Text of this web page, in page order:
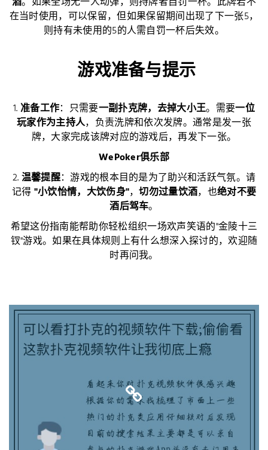
在当时使用，可以保留，但如果保留期间出现了下一张5，
则持有未使用的5的人需自罚一杯后失效。
️ 游戏准备与提示
1.准备工作：只需要一副扑克牌，去掉大小王。需要一位
玩家作为主持人，负责洗牌和依次发牌。通常是发一张
牌，大家完成该牌对应的游戏后，再发下一张。
WePoker俱乐部
2.温馨提醒：游戏的根本目的是为了助兴和活跃气氛。请
记得"小饮怡情，大饮伤身"，切勿过量饮酒，也绝对不要
酒后驾车。
希望这份指南能帮助你轻松组织一场欢声笑语的"金陵十三
钗"游戏。如果在具体规则上有什么想深入探讨的，欢迎随
时再问我。